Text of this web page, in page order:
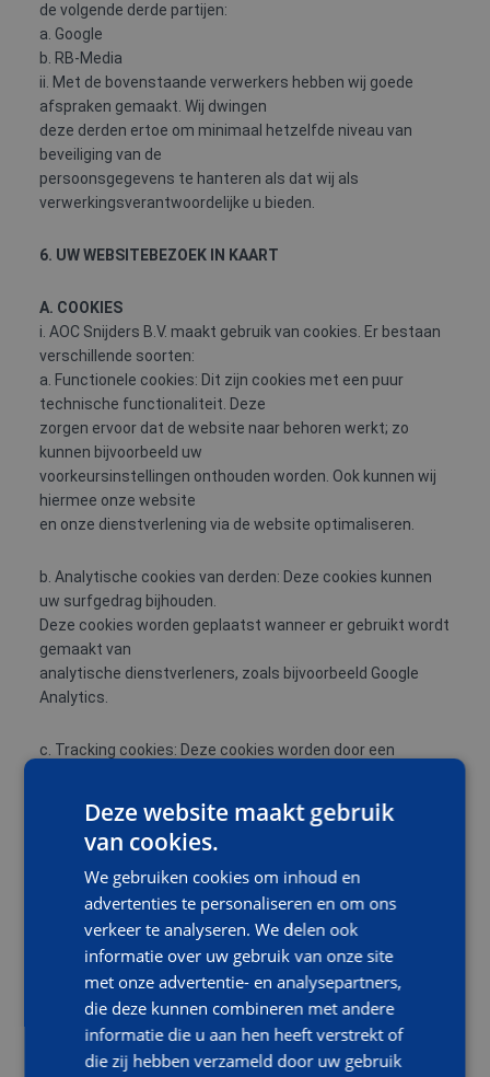
de volgende derde partijen:
a. Google
b. RB-Media
ii. Met de bovenstaande verwerkers hebben wij goede
afspraken gemaakt. Wij dwingen
deze derden ertoe om minimaal hetzelfde niveau van
beveiliging van de
persoonsgegevens te hanteren als dat wij als
verwerkingsverantwoordelijke u bieden.
6. UW WEBSITEBEZOEK IN KAART
A. COOKIES
i. AOC Snijders B.V. maakt gebruik van cookies. Er bestaan
verschillende soorten:
a. Functionele cookies: Dit zijn cookies met een puur
technische functionaliteit. Deze
zorgen ervoor dat de website naar behoren werkt; zo
kunnen bijvoorbeeld uw
voorkeursinstellingen onthouden worden. Ook kunnen wij
hiermee onze website
en onze dienstverlening via de website optimaliseren.
b. Analytische cookies van derden: Deze cookies kunnen
uw surfgedrag bijhouden.
Deze cookies worden geplaatst wanneer er gebruikt wordt
gemaakt van
analytische dienstverleners, zoals bijvoorbeeld Google
Analytics.
c. Tracking cookies: Deze cookies worden door een
bezoek aan een site waarbij
hij eveneens is betrokken. Als u verder surft, kunnen
gepersonaliseerde
advertenties worden getoond. Deze cookies kunnen ook
uw surfgedrag bijhouden
waardoor een zeer specifiek profiel door deze partijen kan
worden opgebouwd.
Dit profiel kan zo gedetailleerd zijn dat er sprake is van een
persoonsgegeven.
B. WAT ALS U NIET VAN COOKIES HOUDT
Deze website maakt gebruik
van cookies.
We gebruiken cookies om inhoud en
advertenties te personaliseren en om ons
verkeer te analyseren. We delen ook
informatie over uw gebruik van onze site
met onze advertentie- en analysepartners,
die deze kunnen combineren met andere
informatie die u aan hen heeft verstrekt of
die zij hebben verzameld door uw gebruik